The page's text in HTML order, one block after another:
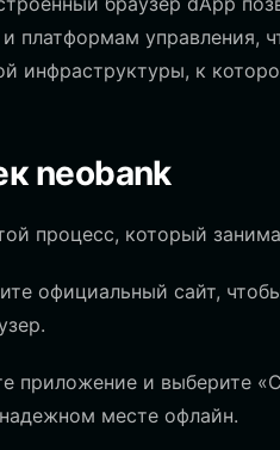
платформам управления,
инфраструктуры, к
neobank
процесс, который
официальный сайт,
приложение и выберите
месте офлайн.